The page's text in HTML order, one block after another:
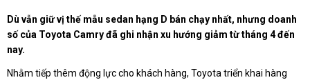
Dù vẫn giữ vị thế mẫu sedan hạng D bán chạy nhất, nhưng doanh
số của Toyota Camry đã ghi nhận xu hướng giảm từ tháng 4 đến
nay.
Nhằm tiếp thêm động lực cho khách hàng, Toyota triển khai hàng